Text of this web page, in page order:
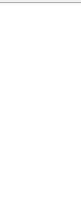
Buscar